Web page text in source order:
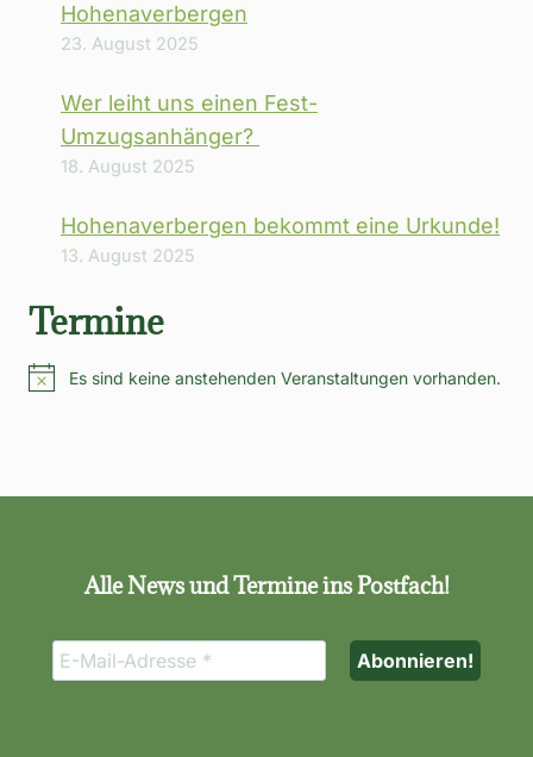
Hohenaverbergen
23. August 2025
Wer leiht uns einen Fest-
Umzugsanhänger?
18. August 2025
Hohenaverbergen bekommt eine Urkunde!
13. August 2025
Termine
HinweisEs sind keine anstehenden Veranstaltungen vorhanden.
Alle News und Termine ins Postfach!